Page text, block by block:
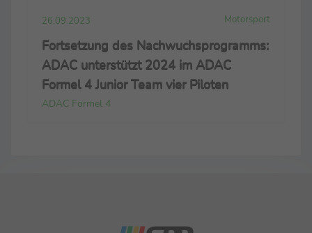
26.09.2023 Motorsport
Fortsetzung des Nachwuchsprogramms:
ADAC unterstützt 2024 im ADAC
Formel 4 Junior Team vier Piloten
ADAC Formel 4